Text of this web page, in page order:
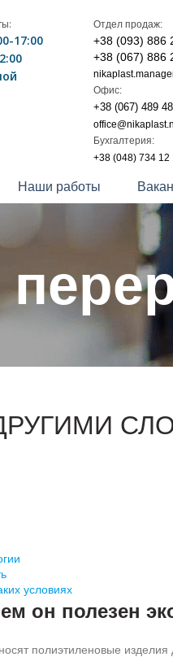
17:00
Отдел продаж:
+38 (093) 886
+38 (067) 886
Офис:
+38 (067) 489
Бухгалтерия:
+38 (048) 734 12
Наши работы
условиях
он полезен
полиэтиленовые